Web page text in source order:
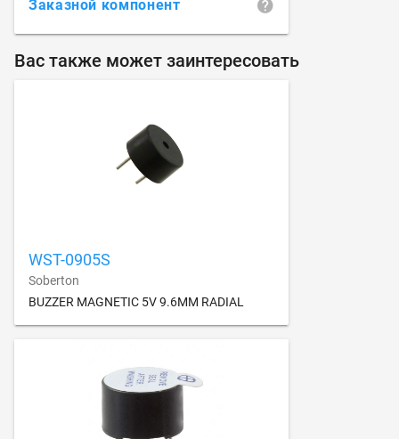
Заказной компонент
Вас также может заинтересовать
WST-0905S
Soberton
BUZZER MAGNETIC 5V 9.6MM RADIAL